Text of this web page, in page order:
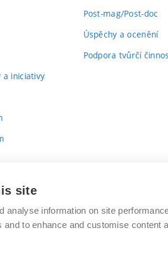
a iniciativy
Post-mag/Post-doc
Úspěchy a ocenění
Podpora tvůrčí
site
analyse information on site
and to enhance and customise content